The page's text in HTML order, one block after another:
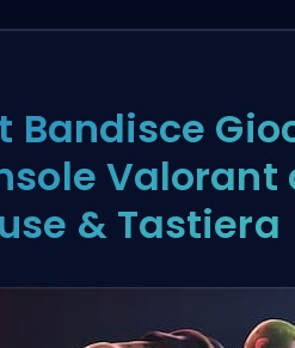
Bandisce
Valorant
& Tastiera